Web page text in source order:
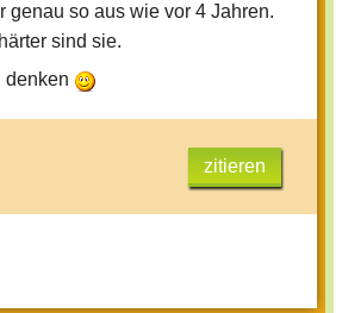
genau so aus wie vor 4 Jahren.
sind sie.
denken
zitieren